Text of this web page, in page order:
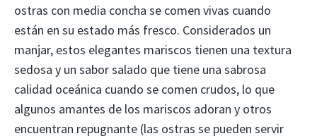
ostras con media concha se comen vivas cuando
están en su estado más fresco. Considerados un
manjar, estos elegantes mariscos tienen una textura
sedosa y un sabor salado que tiene una sabrosa
calidad oceánica cuando se comen crudos, lo que
algunos amantes de los mariscos adoran y otros
encuentran repugnante (las ostras se pueden servir